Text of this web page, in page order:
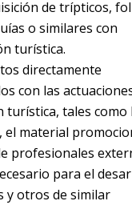
de trípticos,
o similares con
turística.
directamente
con las
turística, tales como
el material
profesionales
para el
y otros de similar